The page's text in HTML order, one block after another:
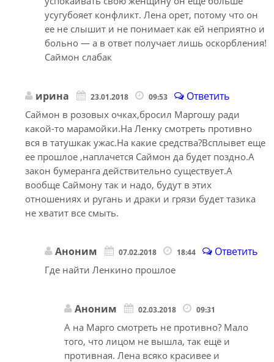
усугубояет конфликт. Лена орет, потому что он
ее не слышит и не понимает как ей неприятно и
больно — а в ответ получает лишь оскорбления!
Саймон слабак
ирина 23.01.2018 09:53 Ответить
Саймон в розовых очках,бросил Маргошу ради
какой-то марамойки.На Ленку смотреть противно
вся в татушкак ужас.На какие средства?Всплывет еще
ее прошлое ,наплачется Саймон да будет поздно.А
закон бумеранга действительно существует.А
вообще Саймону так и надо, будут в этих
отношениях и ругань и драки и грязи будет тазика
не хватит все смыть.
Аноним 07.02.2018 18:44 Ответить
Где найти Ленкино прошлое
Аноним 02.03.2018 09:31
А на Марго смотреть не противно? Мало
того, что лицом не вышла, так ещё и
противная. Лена всяко красивее и